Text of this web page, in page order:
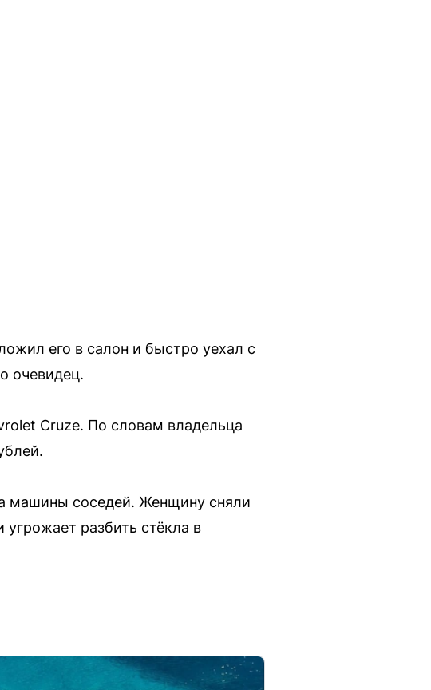
его в салон и быстро уехал с
очевидец.
Cruze. По словам владельца
машины соседей. Женщину сняли
разбить стёкла в